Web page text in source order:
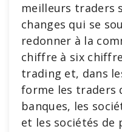
meilleurs traders
changes qui se
redonner à la
chiffre à six
trading et, dans
forme les traders
banques, les
et les sociétés de